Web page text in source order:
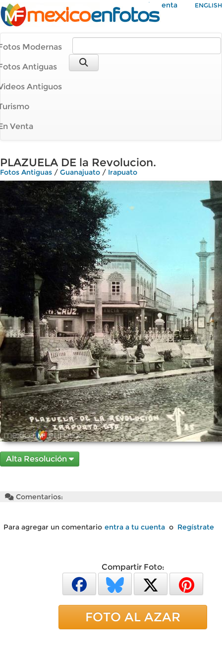
Mi Cuenta ENGLISH
Modernas
Antiguas
Antiguos
Venta
PLAZUELA DE la Revolucion.
Fotos Antiguas / Guanajuato / Irapuato
Alta Resolución
Comentarios:
Para agregar un comentario entra a tu cuenta o Regístrate
Compartir Foto:
FOTO AL AZAR